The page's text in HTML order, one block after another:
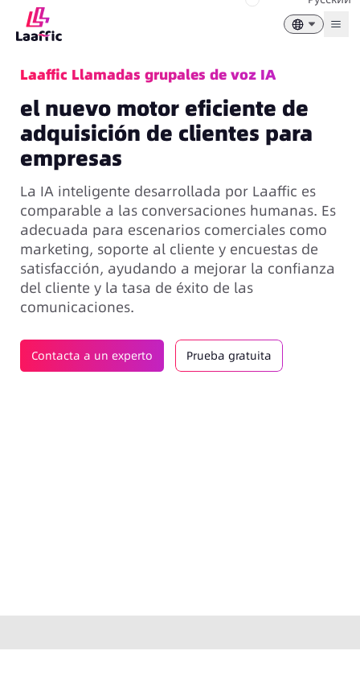
Laaffic Llamadas grupales de voz IA
el nuevo motor eficiente de
adquisición de clientes para
empresas
La IA inteligente desarrollada por Laaffic es
comparable a las conversaciones humanas. Es
adecuada para escenarios comerciales como
marketing, soporte al cliente y encuestas de
satisfacción, ayudando a mejorar la confianza
del cliente y la tasa de éxito de las
comunicaciones.
Contacta a un experto Prueba gratuita